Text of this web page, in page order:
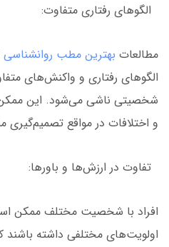
الگوهای رفتاری متفاوت:
مطالعات بهترین مطب روانشناسی
الگوهای رفتاری و واکنش‌های
شخصیتی ناشی می‌شود. این ممکن
و اختلافات در مواقع تصمیم‌گیری
تفاوت در ارزش‌ها و باورها:
افراد با شخصیت مختلف ممکن
اولویت‌های مختلفی داشته باشند